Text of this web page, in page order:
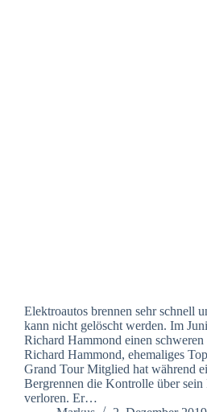
Elektroautos brennen sehr schnell
kann nicht gelöscht werden. Im
Richard Hammond einen
Richard Hammond, ehemaliges
Grand Tour Mitglied hat während
Bergrennen die Kontrolle über sein
verloren. Er…